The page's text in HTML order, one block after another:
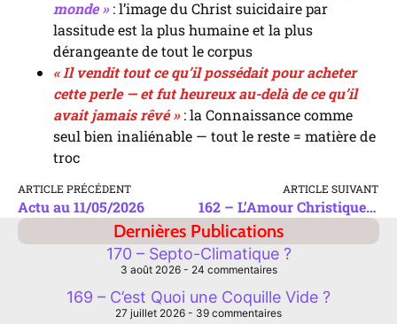
monde »: l’image du Christ suicidaire par
lassitude est la plus humaine et la plus
dérangeante de tout le corpus
« Il vendit tout ce qu’il possédait pour acheter
cette perle — et fut heureux au-delà de ce qu’il
avait jamais rêvé » : la Connaissance comme
seul bien inaliénable — tout le reste = matière de
troc
ARTICLE PRÉCÉDENT
Actu au 11/05/2026
ARTICLE SUIVANT
162 – L’Amour Christique, le Comment 1/2
Dernières Publications
170 – Septo-Climatique ?
3 août 2026 24 commentaires
169 – C’est Quoi une Coquille Vide ?
27 juillet 2026 39 commentaires